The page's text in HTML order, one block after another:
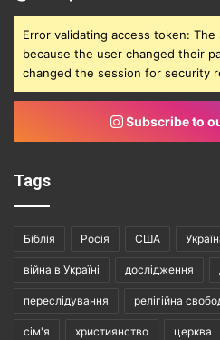
Error validating access token:
because the user changed their
changed the session for security
Subscribe to
Tags
Біблія Росія США
війна в Україні дослідження
переслідування релігійна
сім'я християнство церква